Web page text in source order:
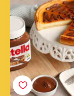
Nutella®